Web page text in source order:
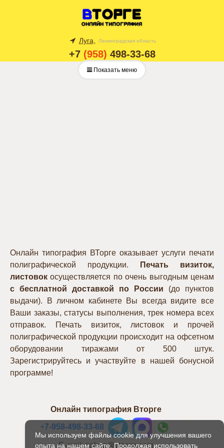
Луга, Ленинградская область
+7 (958) 498-33-68
Показать меню
Мы используем файлы cookie для улучшения вашего
опыта на нашем сайте. Продолжая использовать
Онлайн типография ВТорге оказывает услуги печати
полиграфической продукции.
Печать визиток,
листовок осуществляется по очень выгодным ценам
с бесплатной доставкой по России (до пунктов
выдачи). В личном кабинете Вы всегда видите все
Ваши заказы, статусы выполнения, трек номера всех
отправок. Печать визиток, листовок и прочей
полиграфической продукции происходит на офсетном
оборудовании тиражами от 500 штук.
Зарегистрируйтесь и участвуйте в нашей бонусной
программе!
Онлайн типография Вторге
+7-958-498-33-68
E-mail: zakaz@vtorge.com